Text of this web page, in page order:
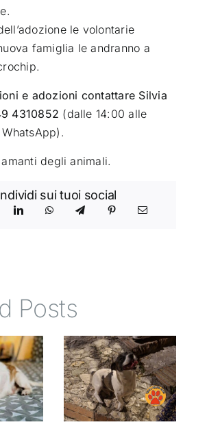
le volontarie
famiglia le andranno a
e adozioni contattare Silvia
4310852 (dalle 14:00 alle
degli animali.
sui tuoi social
Posts